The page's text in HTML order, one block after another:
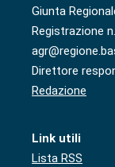
Giunta
Registrazione
Direttore
Redazione
Link utili
Lista RSS